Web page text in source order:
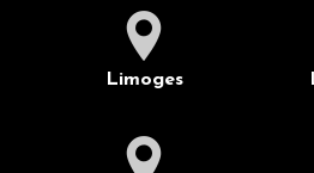
Limoges